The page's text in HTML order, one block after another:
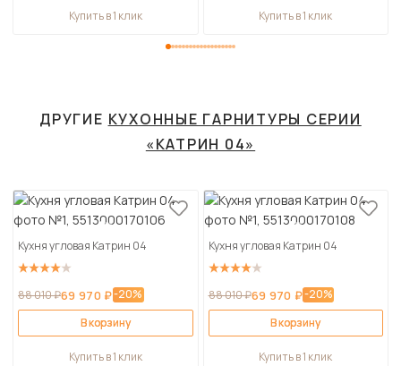
Купить в 1 клик Купить в 1 клик
ДРУГИЕ КУХОННЫЕ ГАРНИТУРЫ СЕРИИ
«КАТРИН 04»
Кухня угловая Катрин 04
88 010 ₽69 970 ₽-20%
В корзину
Купить в 1 клик
Кухня угловая Катрин 04
88 010 ₽69 970 ₽-20%
В корзину
Купить в 1 клик